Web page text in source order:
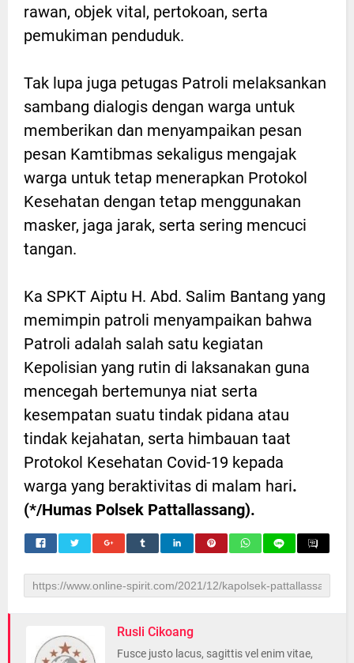
rawan, objek vital, pertokoan, serta
pemukiman penduduk.
Tak lupa juga petugas Patroli melaksankan
sambang dialogis dengan warga untuk
memberikan dan menyampaikan pesan
pesan Kamtibmas sekaligus mengajak
warga untuk tetap menerapkan Protokol
Kesehatan dengan tetap menggunakan
masker, jaga jarak, serta sering mencuci
tangan.
Ka SPKT Aiptu H. Abd. Salim Bantang yang
memimpin patroli menyampaikan bahwa
Patroli adalah salah satu kegiatan
Kepolisian yang rutin di laksanakan guna
mencegah bertemunya niat serta
kesempatan suatu tindak pidana atau
tindak kejahatan, serta himbauan taat
Protokol Kesehatan Covid-19 kepada
warga yang beraktivitas di malam hari.
(*/Humas Polsek Pattallassang).
Rusli Cikoang
Fusce justo lacus, sagittis vel enim vitae,